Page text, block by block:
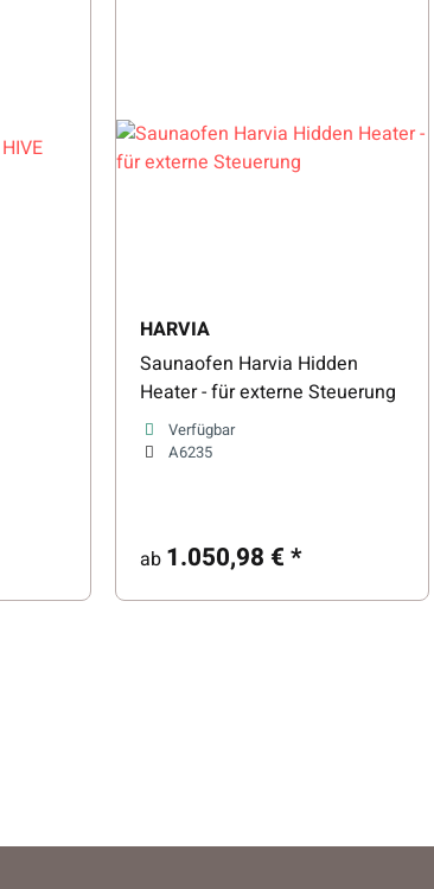
HARVIA
Saunaofen Harvia Hidden
Heater - für externe Steuerung
Verfügbar
A6235
ab 1.050,98 €*